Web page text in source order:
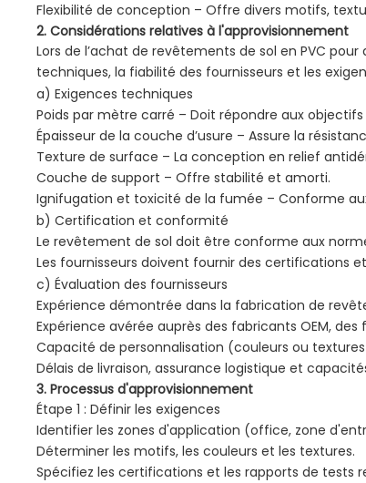
Flexibilité de conception – Offre divers motifs,
2. Considérations relatives à l'approvisionnement
Lors de l’achat de revêtements de sol en PVC
techniques, la fiabilité des fournisseurs et les
a) Exigences techniques
Poids par mètre carré – Doit répondre aux
Épaisseur de la couche d’usure – Assure la
Texture de surface – La conception en relief
Couche de support – Offre stabilité et amorti.
Ignifugation et toxicité de la fumée – Conforme
b) Certification et conformité
Le revêtement de sol doit être conforme aux
Les fournisseurs doivent fournir des certifications
c) Évaluation des fournisseurs
Expérience démontrée dans la fabrication de
Expérience avérée auprès des fabricants OEM,
Capacité de personnalisation (couleurs ou
Délais de livraison, assurance logistique et
3. Processus d'approvisionnement
Étape 1 : Définir les exigences
Identifier les zones d'application (office, zone
Déterminer les motifs, les couleurs et les textures.
Spécifiez les certifications et les rapports de tests